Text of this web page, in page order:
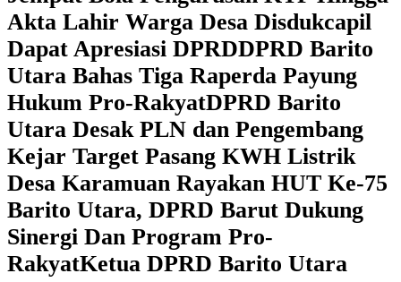
Akta Lahir Warga Desa Disdukcapil
Dapat Apresiasi DPRDDPRD Barito
Utara Bahas Tiga Raperda Payung
Hukum Pro-RakyatDPRD Barito
Utara Desak PLN dan Pengembang
Kejar Target Pasang KWH Listrik
Desa Karamuan Rayakan HUT Ke-75
Barito Utara, DPRD Barut Dukung
Sinergi Dan Program Pro-
RakyatKetua DPRD Barito Utara